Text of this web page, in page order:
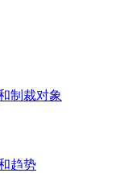
制裁对象
趋势